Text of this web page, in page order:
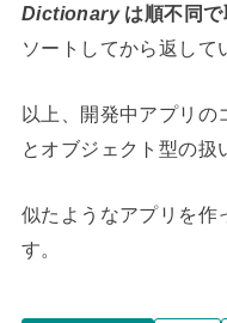
Dictionaryは順不同で
ソートしてから返して
以上、開発中アプリ
とオブジェクト型の扱
似たようなアプリを作
す。